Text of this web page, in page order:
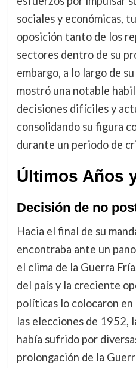
sociales y económicas,
oposición tanto de los
sectores dentro de su
embargo, a lo largo de
mostró una notable
decisiones difíciles y
consolidando su figura
durante un periodo de
Últimos Años
Decisión de no
Hacia el final de su
encontraba ante un
el clima de la Guerra
del país y la creciente
políticas lo colocaron
las elecciones de 1952,
había sufrido por
prolongación de la